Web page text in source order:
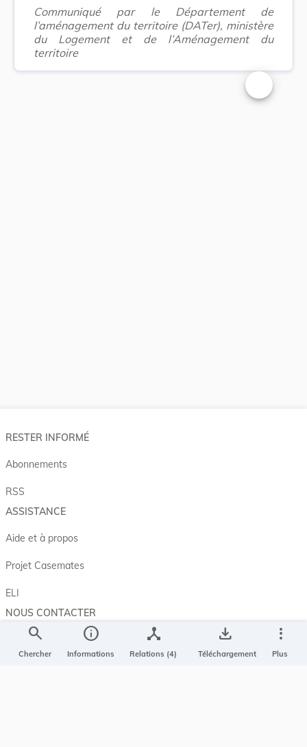
Communiqué par le Département de
l’aménagement du territoire (DATer), ministère
du Logement et de l’Aménagement du
territoire
Changer la
search
Chercher
info
Informations
device_hub
Relations (4)
save_alt
Téléchargement
more_vert
Plus
RESTER INFORMÉ
Abonnements
RSS
ASSISTANCE
Aide et à propos
Projet Casemates
ELI
NOUS CONTACTER
Service central de législation
5, rue Plaetis